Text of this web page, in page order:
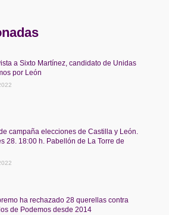
a Sixto Martínez, candidato de Unidas
por León
campaña elecciones de Castilla y León.
28. 18:00 h. Pabellón de La Torre de
ha rechazado 28 querellas contra
de Podemos desde 2014